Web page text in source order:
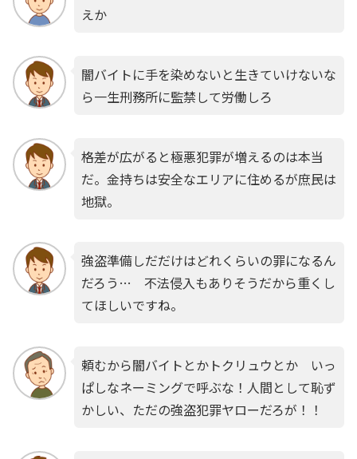
えか
闇バイトに手を染めないと生きていけないな
ら一生刑務所に監禁して労働しろ
格差が広がると極悪犯罪が増えるのは本当
だ。金持ちは安全なエリアに住めるが庶民は
地獄。
強盗準備しだだけはどれくらいの罪になるん
だろう… 不法侵入もありそうだから重くし
てほしいですね。
頼むから闇バイトとかトクリュウとか いっ
ぱしなネーミングで呼ぶな！人間として恥ず
かしい、ただの強盗犯罪ヤローだろが！！